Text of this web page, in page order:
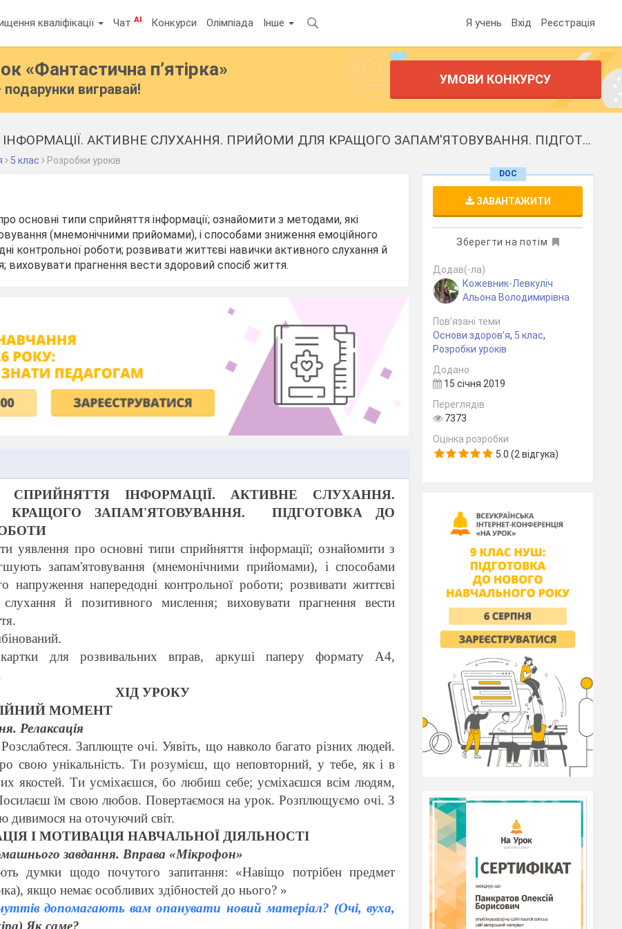
кваліфікації ЧатAI Конкурси Олімпіада Інше Я учень Вхід Реєстрація
«Фантастична п’ятірка»
вигравай!
УМОВИ КОНКУРСУ
ТИПИ СПРИЙНЯТТЯ ІНФОРМАЦІЇ. АКТИВНЕ СЛУХАННЯ. ПРИЙОМИ ДЛЯ КРАЩОГО ЗАПАМ'ЯТОВУВАННЯ. ПІДГОТОВКА ДО КОНТРОЛЬНОЇ РОБОТИ
5 клас Розробки уроків
основні типи сприйняття інформації; ознайомити з методами, які
(мнемонічними прийомами), і способами зниження емоційного
контрольної роботи; розвивати життєві навички активного слухання й
виховувати прагнення вести здоровий спосіб життя.
СПРИЙНЯТТЯ ІНФОРМАЦІЇ. АКТИВНЕ СЛУХАННЯ.
ЗАПАМ'ЯТОВУВАННЯ.
ПІДГОТОВКА ДО
уявлення про основні типи сприйняття інформації; ознайомити з
запам'ятовування (мнемонічними прийомами), і способами
напруження напередодні контрольної роботи; розвивати життєві
й позитивного мислення; виховувати прагнення вести
картки для розвивальних вправ, аркуші паперу формату А4,
ХІД УРОКУ
МОМЕНТ
Релаксація
Заплющте очі. Уявіть, що навколо багато різних людей.
свою унікальність. Ти розумієш, що неповторний, у тебе, як і в
якостей. Ти усміхаєшся, бо любиш себе; усміхаєшся всім людям,
їм свою любов. Повертаємося на урок. Розплющуємо очі. З
дивимося на оточуючий світ.
І МОТИВАЦІЯ НАВЧАЛЬНОЇ ДІЯЛЬНОСТІ
завдання. Вправа «Мікрофон»
думки щодо почутого запитання: «Навіщо потрібен предмет
якщо немає особливих здібностей до нього? »
допомагають вам опанувати новий матеріал? (Очі, вуха,
Як саме?
DOC
ЗАВАНТАЖИТИ
Зберегти на потім
Додав(-ла)
Кожевник-Левкуліч
Альона Володимирівна
Пов’язані теми
Основи здоров’я, 5 клас,
Розробки уроків
Додано
15 січня 2019
Переглядів
7373
Оцінка розробки
5.0 (2 відгука)